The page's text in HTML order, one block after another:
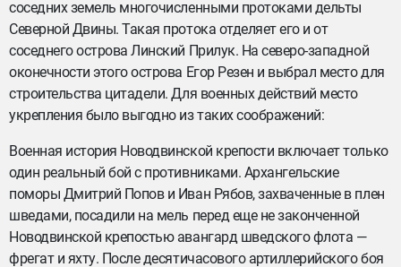
соседних земель многочисленными протоками дельты
Северной Двины. Такая протока отделяет его и от
соседнего острова Линский Прилук. На северо-западной
оконечности этого острова Егор Резен и выбрал место для
строительства цитадели. Для военных действий место
укрепления было выгодно из таких соображений:
Военная история Новодвинской крепости включает только
один реальный бой с противниками. Архангельские
поморы Дмитрий Попов и Иван Рябов, захваченные в плен
шведами, посадили на мель перед еще не законченной
Новодвинской крепостью авангард шведского флота —
фрегат и яхту. После десятичасового артиллерийского боя